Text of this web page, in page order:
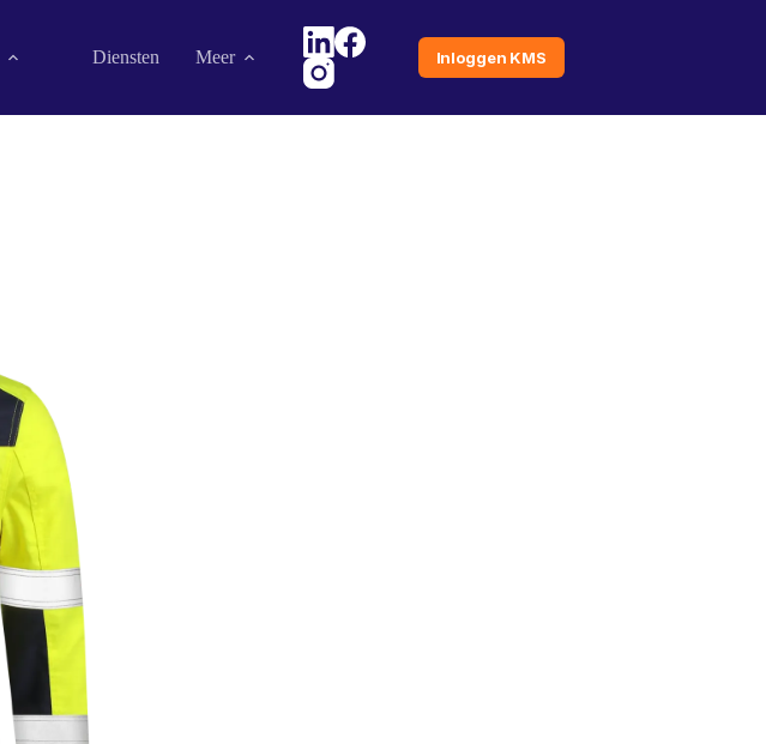
Diensten Meer Inloggen KMS